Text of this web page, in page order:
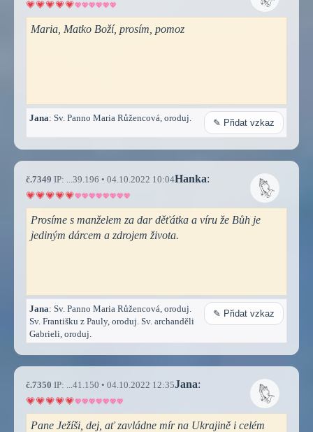
Maria, Matko Boží, prosím, pomoz
Jana: Sv. Panno Maria Růžencová, oroduj. ✎ Přidat vzkaz
č.7349 IP: ...39.196 • 04.10.2022 10:04Hanka:
Prosíme s manželem za dar děťátka a víru že Bůh je
jediným dárcem a zdrojem života.
Jana: Sv. Panno Maria Růžencová, oroduj.
Sv. Františku z Pauly, oroduj. Sv. archanděli
Gabrieli, oroduj.
✎ Přidat vzkaz
č.7350 IP: ...41.150 • 04.10.2022 12:35Jana:
Pane Ježíši, dej, ať zavládne mír na Ukrajině i celém